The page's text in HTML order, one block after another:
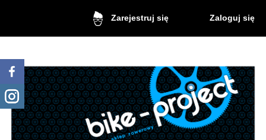
Zarejestruj się Zaloguj się